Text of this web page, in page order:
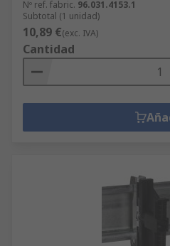
Nº ref. fabric. 96.031.4153.1
Subtotal (1 unidad)
10,89 €(exc. IVA)
Cantidad